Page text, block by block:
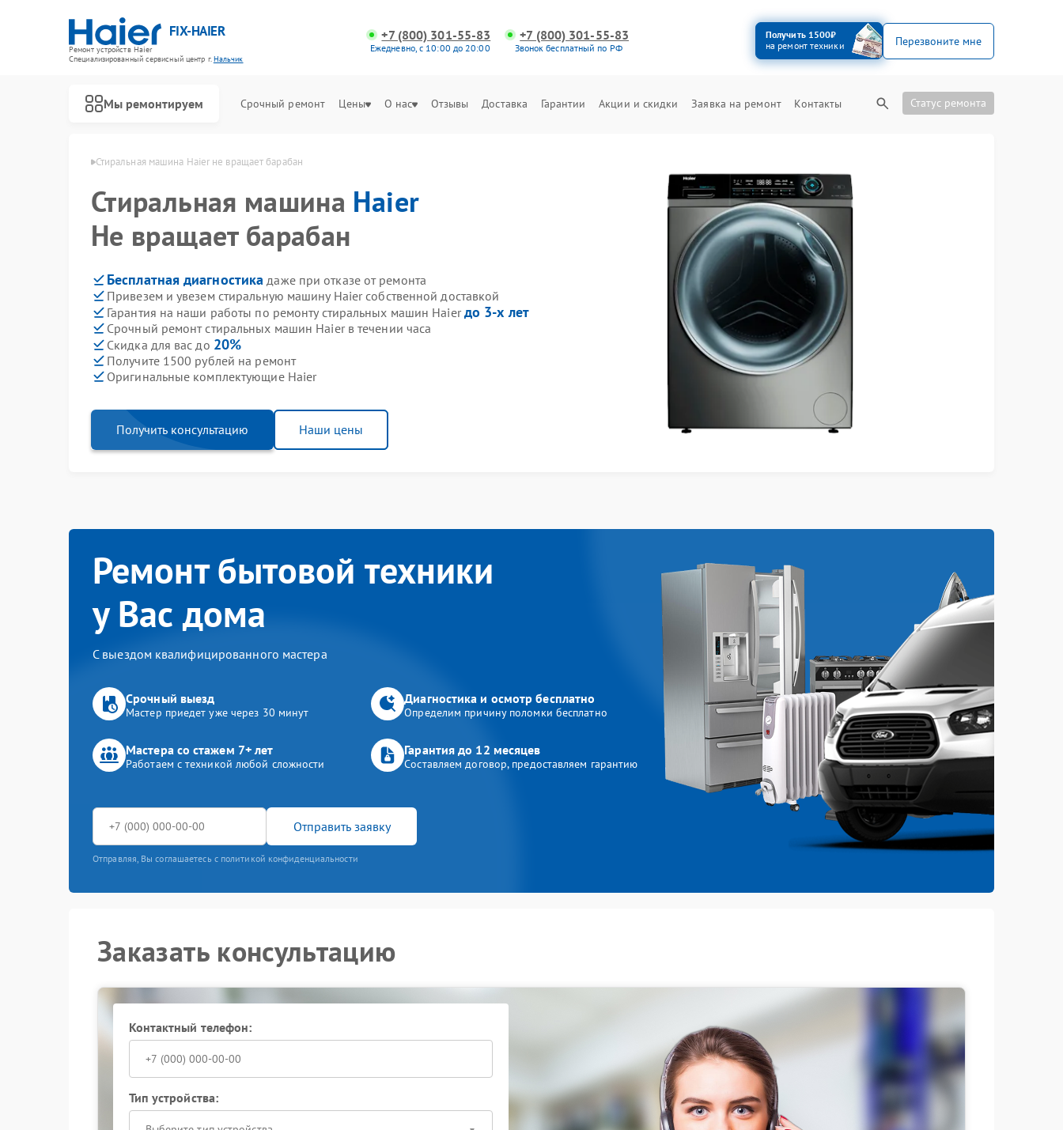
FIX-HAIER
Ремонт устройств Haier
Специализированный cервисный центр г.Нальчик
+7 (800) 301-55-83
Ежедневно, с 10:00 до 20:00
+7 (800) 301-55-83
Звонок бесплатный по РФ
Получить 1500₽
на ремонт техники
Перезвоните мне
Мы ремонтируем Срочный ремонт Цены О нас Отзывы Доставка Гарантии Акции и скидки Заявка на ремонт Контакты Статус ремонта
Стиральная машина Haier не вращает барабан
Стиральная машина Haier
Не вращает барабан
Бесплатная диагностика даже при отказе от ремонта
Привезем и увезем стиральную машину Haier собственной доставкой
Гарантия на наши работы по ремонту стиральных машин Haierдо 3-х лет
Срочный ремонт стиральных машин Haier в течении часа
Скидка для вас до 20%
Получите 1500 рублей на ремонт
Оригинальные комплектующие Haier
Получить консультацию Наши цены
Ремонт бытовой техники
у Вас дома
С выездом квалифицированного мастера
Срочный выезд
Мастер приедет уже через 30 минут
Диагностика и осмотр бесплатно
Определим причину поломки бесплатно
Мастера со стажем 7+ лет
Работаем с техникой любой сложности
Гарантия до 12 месяцев
Составляем договор, предоставляем гарантию
Отправить заявку
Отправляя, Вы соглашаетесь с политикой конфиденциальности
Заказать консультацию
Контактный телефон:
Тип устройства: